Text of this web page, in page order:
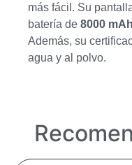
más fácil. Su
batería de 8000 mAh
Además, su
agua y al polvo.